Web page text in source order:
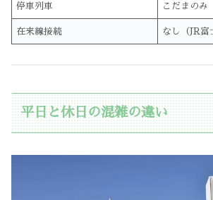
停車列車 こだまのみ
在来線接続 なし（JR富
平日と休日の混雑の違い